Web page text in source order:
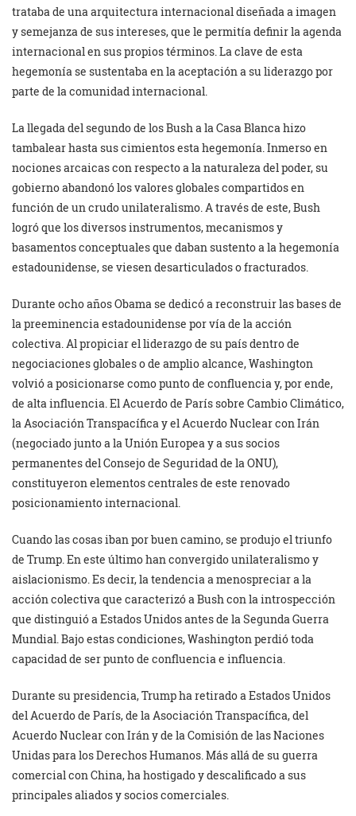
trataba de una arquitectura internacional diseñada a imagen
y semejanza de sus intereses, que le permitía definir la agenda
internacional en sus propios términos. La clave de esta
hegemonía se sustentaba en la aceptación a su liderazgo por
parte de la comunidad internacional.
La llegada del segundo de los Bush a la Casa Blanca hizo
tambalear hasta sus cimientos esta hegemonía. Inmerso en
nociones arcaicas con respecto a la naturaleza del poder, su
gobierno abandonó los valores globales compartidos en
función de un crudo unilateralismo. A través de este, Bush
logró que los diversos instrumentos, mecanismos y
basamentos conceptuales que daban sustento a la hegemonía
estadounidense, se viesen desarticulados o fracturados.
Durante ocho años Obama se dedicó a reconstruir las bases de
la preeminencia estadounidense por vía de la acción
colectiva. Al propiciar el liderazgo de su país dentro de
negociaciones globales o de amplio alcance, Washington
volvió a posicionarse como punto de confluencia y, por ende,
de alta influencia. El Acuerdo de París sobre Cambio Climático,
la Asociación Transpacífica y el Acuerdo Nuclear con Irán
(negociado junto a la Unión Europea y a sus socios
permanentes del Consejo de Seguridad de la ONU),
constituyeron elementos centrales de este renovado
posicionamiento internacional.
Cuando las cosas iban por buen camino, se produjo el triunfo
de Trump. En este último han convergido unilateralismo y
aislacionismo. Es decir, la tendencia a menospreciar a la
acción colectiva que caracterizó a Bush con la introspección
que distinguió a Estados Unidos antes de la Segunda Guerra
Mundial. Bajo estas condiciones, Washington perdió toda
capacidad de ser punto de confluencia e influencia.
Durante su presidencia, Trump ha retirado a Estados Unidos
del Acuerdo de París, de la Asociación Transpacífica, del
Acuerdo Nuclear con Irán y de la Comisión de las Naciones
Unidas para los Derechos Humanos. Más allá de su guerra
comercial con China, ha hostigado y descalificado a sus
principales aliados y socios comerciales.